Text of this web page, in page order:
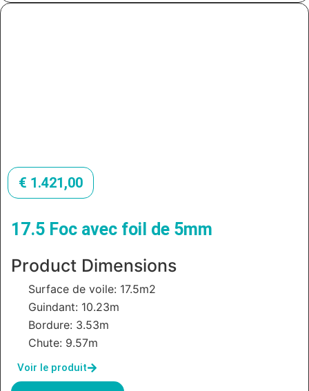
€ 1.421,00
17.5 Foc avec foil de 5mm
Product Dimensions
Surface de voile: 17.5m2
Guindant: 10.23m
Bordure: 3.53m
Chute: 9.57m
Voir le produit